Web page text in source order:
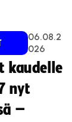
06.08.2
026
kaudelle
nyt
–